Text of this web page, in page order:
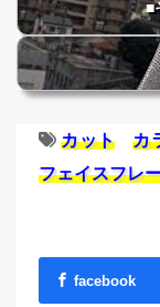
■
カット カ
フェイスフレ
facebook